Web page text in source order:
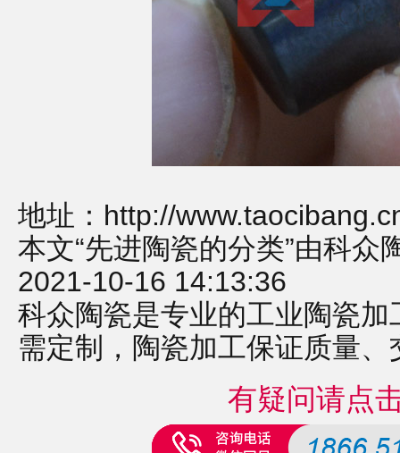
地址： http://
本文“先进陶瓷的分类”由科
2021-10-16 14:13:36
科众陶瓷是专业的工业陶瓷加
需定制， 陶瓷加工保证质量、
有疑问请点